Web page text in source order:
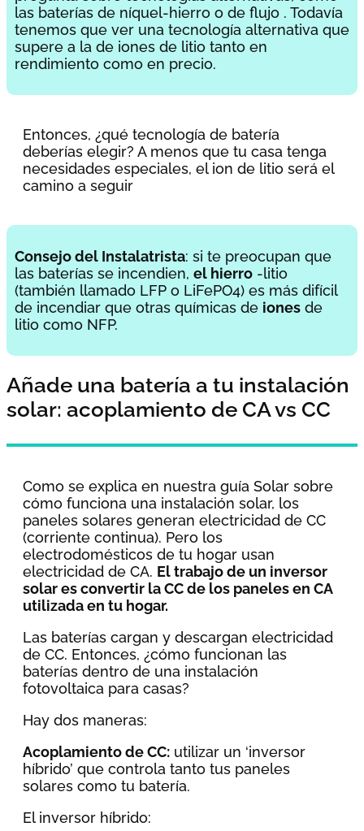
las baterías de níquel-hierro o de flujo . Todavía
tenemos que ver una tecnología alternativa que
supere a la de iones de litio tanto en
rendimiento como en precio.
Entonces, ¿qué tecnología de batería
deberías elegir? A menos que tu casa tenga
necesidades especiales, el ion de litio será el
camino a seguir
Consejo del Instalatrista: si te preocupan que
las baterías se incendien, el hierro -litio
(también llamado LFP o LiFePO4) es más difícil
de incendiar que otras químicas de iones de
litio como NFP.
Añade una batería a tu instalación
solar: acoplamiento de CA vs CC
Como se explica en nuestra guía Solar sobre
cómo funciona una instalación solar, los
paneles solares generan electricidad de CC
(corriente continua). Pero los
electrodomésticos de tu hogar usan
electricidad de CA. El trabajo de un inversor
solar es convertir la CC de los paneles en CA
utilizada en tu hogar.
Las baterías cargan y descargan electricidad
de CC. Entonces, ¿cómo funcionan las
baterías dentro de una instalación
fotovoltaica para casas?
Hay dos maneras:
Acoplamiento de CC: utilizar un ‘inversor
híbrido’ que controla tanto tus paneles
solares como tu batería.
El inversor híbrido: